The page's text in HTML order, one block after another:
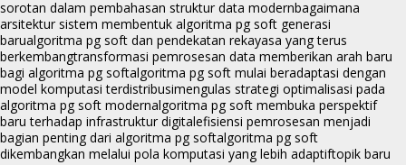
sorotan dalam pembahasan struktur data modernbagaimana
arsitektur sistem membentuk algoritma pg soft generasi
barualgoritma pg soft dan pendekatan rekayasa yang terus
berkembangtransformasi pemrosesan data memberikan arah baru
bagi algoritma pg softalgoritma pg soft mulai beradaptasi dengan
model komputasi terdistribusimengulas strategi optimalisasi pada
algoritma pg soft modernalgoritma pg soft membuka perspektif
baru terhadap infrastruktur digitalefisiensi pemrosesan menjadi
bagian penting dari algoritma pg softalgoritma pg soft
dikembangkan melalui pola komputasi yang lebih adaptiftopik baru